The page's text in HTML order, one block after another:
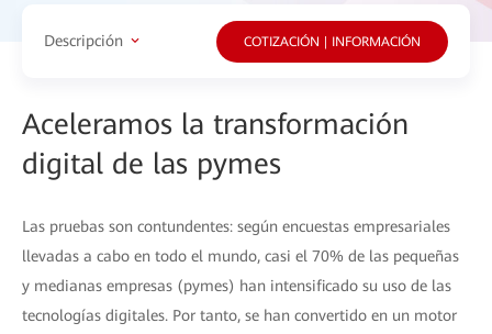
Descripción COTIZACIÓN | INFORMACIÓN
Aceleramos la transformación
digital de las pymes
Las pruebas son contundentes: según encuestas empresariales
llevadas a cabo en todo el mundo, casi el 70% de las pequeñas
y medianas empresas (pymes) han intensificado su uso de las
tecnologías digitales. Por tanto, se han convertido en un motor